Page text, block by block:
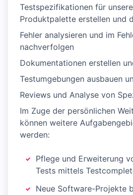
Testspezifikationen für
Produktpalette erstellen und
Fehler analysieren und im
nachverfolgen
Dokumentationen erstellen
Testumgebungen ausbauen
Reviews und Analyse von
Im Zuge der persönlichen
können weitere
werden:
Pflege und Erweiterung
Tests mittels
Neue Software-Projekte